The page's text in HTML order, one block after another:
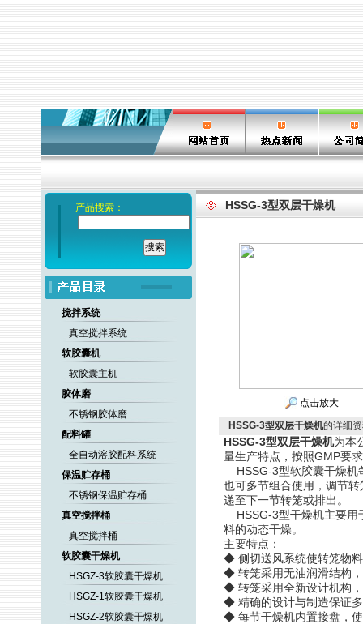
产品搜索：
搅拌系统
真空搅拌系统
软胶囊机
软胶囊主机
胶体磨
不锈钢胶体磨
配料罐
全自动溶胶配料系统
保温贮存桶
不锈钢保温贮存桶
真空搅拌桶
真空搅拌桶
软胶囊干燥机
HSGZ-3软胶囊干燥机
HSGZ-1软胶囊干燥机
HSGZ-2软胶囊干燥机
HSSG-3型双层干燥机
点击放大
HSSG-3型双层干燥机的详细
HSSG-3型双层干燥机为本
量生产特点，按照GMP要
HSSG-3型软胶囊干燥机
也可多节组合使用，调节
递至下一节转笼或排出。
HSSG-3型干燥机主要用
料的动态干燥。
主要特点：
◆ 侧切送风系统使转笼物
◆ 转笼采用无油润滑结构
◆ 转笼采用全新设计机构
◆ 精确的设计与制造保证
◆ 每节干燥机内置接盘，